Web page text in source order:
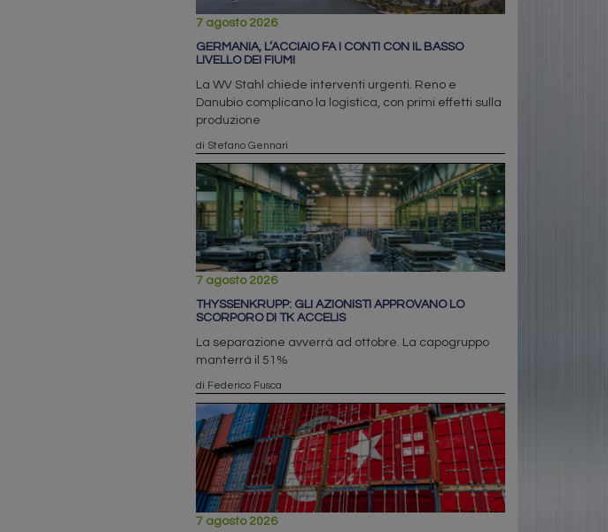
7 agosto 2026
GERMANIA, L’ACCIAIO FA I CONTI CON IL BASSO
LIVELLO DEI FIUMI
La WV Stahl chiede interventi urgenti. Reno e
Danubio complicano la logistica, con primi effetti sulla
produzione
di Stefano Gennari
7 agosto 2026
THYSSENKRUPP: GLI AZIONISTI APPROVANO LO
SCORPORO DI TK ACCELIS
La separazione avverrà ad ottobre. La capogruppo
manterrà il 51%
di Federico Fusca
7 agosto 2026